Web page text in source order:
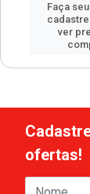
Faça
ver
ofertas!